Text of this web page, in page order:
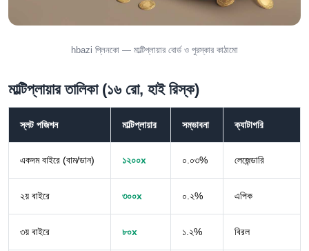
hbazi প্লিনকো — মাল্টিপ্লায়ার বোর্ড ও পুরস্কার কাঠামো
মাল্টিপ্লায়ার তালিকা (১৬ রো, হাই রিস্ক)
স্লট পজিশন মাল্টিপ্লায়ার সম্ভাবনা ক্যাটাগরি
একদম বাইরে (বাম/ডান) ১২০০x ০.০৩% লেজেন্ডারি
২য় বাইরে ৩০০x ০.২% এপিক
৩য় বাইরে ৮০x ১.২% বিরল